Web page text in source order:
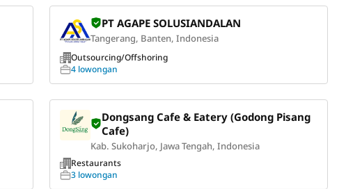
PT AGAPE SOLUSIANDALAN
Tangerang, Banten, Indonesia
Outsourcing/Offshoring
4 lowongan
Dongsang Cafe & Eatery (Godong Pisang
Cafe)
Kab. Sukoharjo, Jawa Tengah, Indonesia
Restaurants
3 lowongan